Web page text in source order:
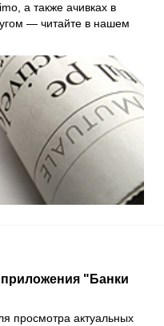
а также ачивках в
— читайте в нашем
"Банки
просмотра актуальных